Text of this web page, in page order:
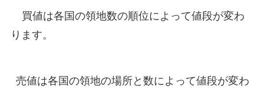
買値は各国の領地数の順位によって値段が変わ
ります。
売値は各国の領地の場所と数によって値段が変わ